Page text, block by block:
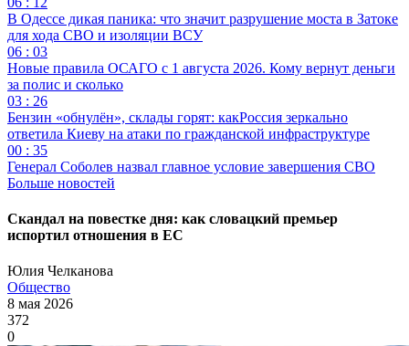
В Одессе дикая паника: что значит разрушение моста в Затоке
для хода СВО и изоляции ВСУ
06 : 03
Новые правила ОСАГО с 1 августа 2026. Кому вернут деньги
за полис и сколько
03 : 26
Бензин «обнулён», склады горят: какРоссия зеркально
ответила Киеву на атаки по гражданской инфраструктуре
00 : 35
Генерал Соболев назвал главное условие завершения СВО
Больше новостей
Скандал на повестке дня: как словацкий премьер
испортил отношения в ЕС
Юлия Челканова
Общество
8 мая 2026
372
0